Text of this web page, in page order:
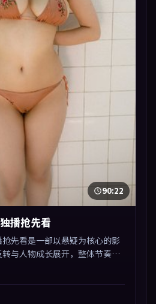
90:22
播抢先看
先看是一部以悬疑为核心的影
与人物成长展开，整体节奏紧